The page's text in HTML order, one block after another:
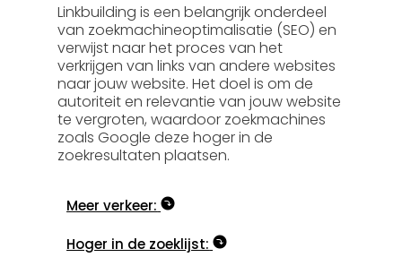
Linkbuilding is een belangrijk onderdeel
van zoekmachineoptimalisatie (SEO) en
verwijst naar het proces van het
verkrijgen van links van andere websites
naar jouw website. Het doel is om de
autoriteit en relevantie van jouw website
te vergroten, waardoor zoekmachines
zoals Google deze hoger in de
zoekresultaten plaatsen.
Meer verkeer:
Hoger in de zoeklijst: